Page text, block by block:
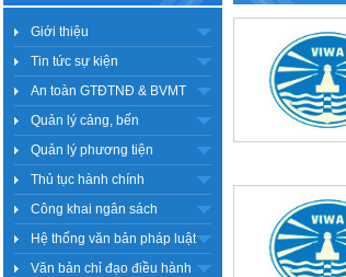
Giới thiệu
Tin tức sự kiện
An toàn GTĐTNĐ & BVMT
Quản lý cảng, bến
Quản lý phương tiện
Thủ tục hành chính
Công khai ngân sách
Hệ thống văn bản pháp luật
Văn bản chỉ đạo điều hành